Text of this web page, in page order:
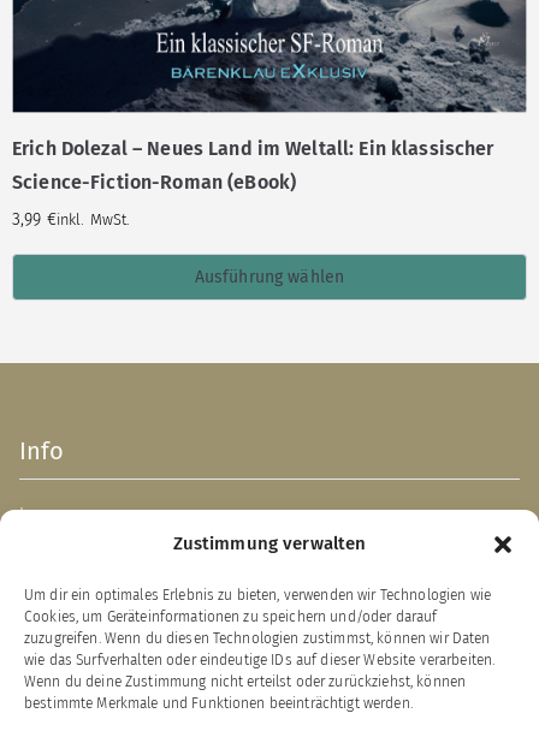
Zustimmung verwalten
Um dir ein optimales Erlebnis zu bieten, verwenden wir Technologien wie
Cookies, um Geräteinformationen zu speichern und/oder darauf
zuzugreifen. Wenn du diesen Technologien zustimmst, können wir Daten
wie das Surfverhalten oder eindeutige IDs auf dieser Website verarbeiten.
Wenn du deine Zustimmung nicht erteilst oder zurückziehst, können
bestimmte Merkmale und Funktionen beeinträchtigt werden.
Erich Dolezal – Neues Land im Weltall: Ein klassischer
Science-Fiction-Roman (eBook)
3,99 €inkl. MwSt.
Ausführung wählen
Info
Impressum
Verpackungsentsorgung (PPWR)
Widerrufsbelehrung
Zahlung & Versand